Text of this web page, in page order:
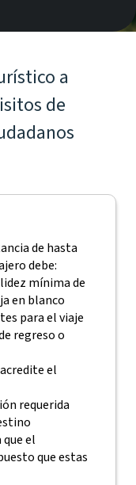
a
de
de hasta
debe:
mínima de
en blanco
para el viaje
regreso o
el
requerida
el
que estas